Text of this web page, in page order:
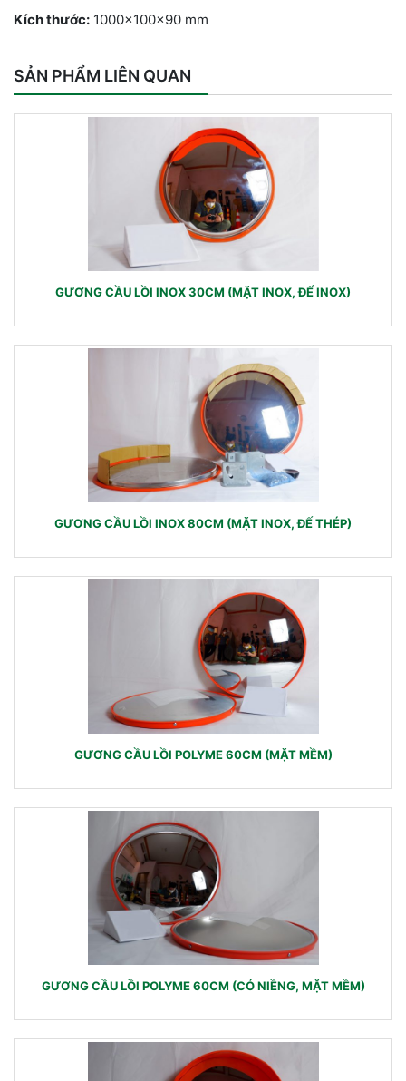
Kích thước: 1000x100x90 mm
SẢN PHẨM LIÊN QUAN
GƯƠNG CẦU LỒI INOX 30CM (MẶT INOX, ĐẾ INOX)
GƯƠNG CẦU LỒI INOX 80CM (MẶT INOX, ĐẾ THÉP)
GƯƠNG CẦU LỒI POLYME 60CM (MẶT MỀM)
GƯƠNG CẦU LỒI POLYME 60CM (CÓ NIỀNG, MẶT MỀM)